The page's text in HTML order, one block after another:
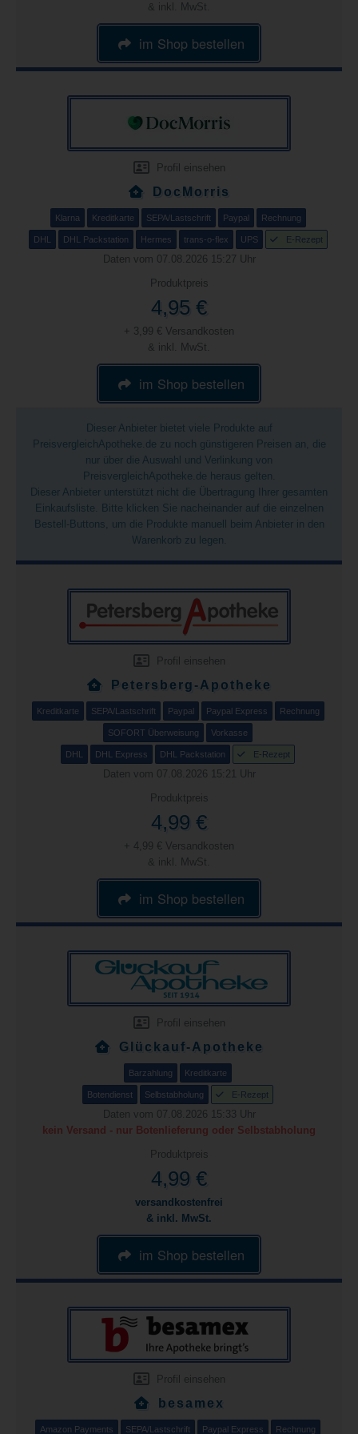
& inkl. MwSt.
im Shop bestellen
Profil einsehen
DocMorris
Klarna Kreditkarte SEPA/Lastschrift Paypal Rechnung
DHL DHL Packstation Hermes trans-o-flex UPS E-Rezept
Daten vom 07.08.2026 15:27 Uhr
Produktpreis
4,95 €
+ 3,99 € Versandkosten
& inkl. MwSt.
im Shop bestellen
Dieser Anbieter bietet viele Produkte auf
PreisvergleichApotheke.de zu noch günstigeren Preisen an, die
nur über die Auswahl und Verlinkung von
PreisvergleichApotheke.de heraus gelten.
Dieser Anbieter unterstützt nicht die Übertragung Ihrer gesamten
Einkaufsliste. Bitte klicken Sie nacheinander auf die einzelnen
Bestell-Buttons, um die Produkte manuell beim Anbieter in den
Warenkorb zu legen.
Profil einsehen
Petersberg-Apotheke
Kreditkarte SEPA/Lastschrift Paypal Paypal Express Rechnung
SOFORT Überweisung Vorkasse
DHL DHL Express DHL Packstation E-Rezept
Daten vom 07.08.2026 15:21 Uhr
Produktpreis
4,99 €
+ 4,99 € Versandkosten
& inkl. MwSt.
im Shop bestellen
Profil einsehen
Glückauf-Apotheke
Barzahlung Kreditkarte
Botendienst Selbstabholung E-Rezept
Daten vom 07.08.2026 15:33 Uhr
kein Versand - nur Botenlieferung oder Selbstabholung
Produktpreis
4,99 €
versandkostenfrei
& inkl. MwSt.
im Shop bestellen
Profil einsehen
besamex
Amazon Payments SEPA/Lastschrift Paypal Express Rechnung